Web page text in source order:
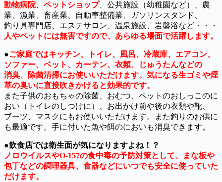
動物病院、 ペットショップ、公共施設（幼稚園など）、農
業、漁業、畜産業、自動車整備業、ガソリンスタンド、
釣り具専門店、エステサロン、温泉施設、岩盤浴など・・・
人やペットには無害ですので、あらゆる場面で活躍します。
●ご家庭ではキッチン、トイレ、風呂、冷蔵庫、エアコン、
ソファー、ベット、カーテン、衣類、じゅうたんなどの
消臭、除菌清掃にお使いいただけます。気になる生ゴミや煙
草の臭いに直接吹きかけると効果的です。
また子供のおもちゃの除菌、おむつ、ペットのおしっこのに
おい（トイレのしつけに）、お出かけ前や後の衣類や靴、
ブーツ、マスクにもお使いいただけます。また釣りのお供に
も最適です。手に付いた魚や餌のにおいも消臭できます。
●飲食店では衛生面が気になりますよね！？
ノロウイルスやO-157の食中毒の予防対策として、まな板や
包丁などの調理器具、食器などにいつでも安全に使っていた
だけます。